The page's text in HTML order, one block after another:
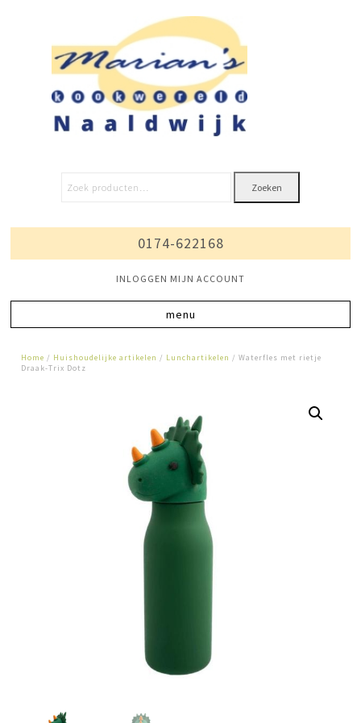
Zoeken
0174-622168
INLOGGEN MIJN ACCOUNT
Home / Huishoudelijke artikelen / Lunchartikelen / Waterfles met rietje
Draak-Trix Dotz